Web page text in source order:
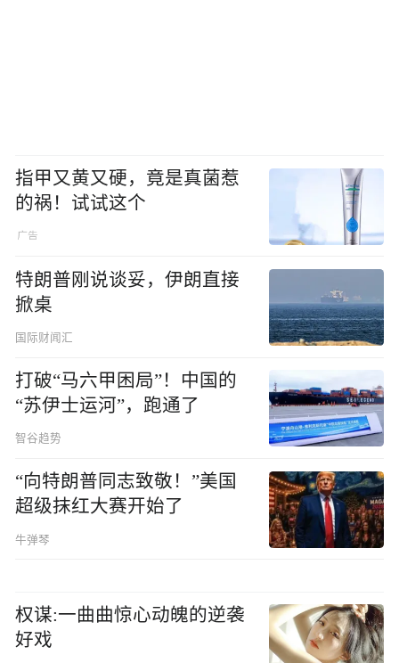
指甲又黄又硬，竟是真菌惹
的祸！试试这个
特朗普刚说谈妥，伊朗直接
掀桌
国际财闻汇
打破“马六甲困局”！中国的
“苏伊士运河”，跑通了
智谷趋势
“向特朗普同志致敬！”美国
超级抹红大赛开始了
牛弹琴
权谋:一曲曲惊心动魄的逆袭
好戏